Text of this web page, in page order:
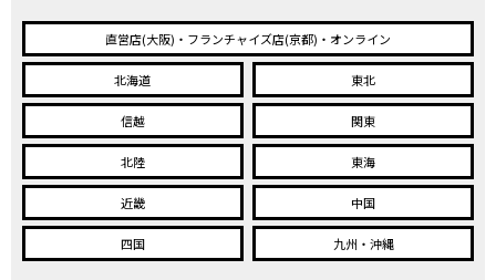
直営店(大阪)・フランチャイズ店(京都)・オンライン
北海道 東北
信越 関東
北陸 東海
近畿 中国
四国 九州・沖縄